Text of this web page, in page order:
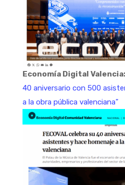
Economía Digital Valencia:
40 aniversario con 500
a la obra pública valenciana”